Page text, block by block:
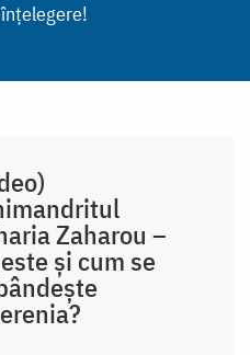
Zaharou –
și cum se